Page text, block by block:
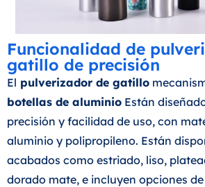
Funcionalidad de
gatillo de precisión
El pulverizador de gatillo
botellas de aluminio Están
precisión y facilidad de uso, con
aluminio y polipropileno. Están
acabados como estriado, liso,
dorado mate, e incluyen opciones